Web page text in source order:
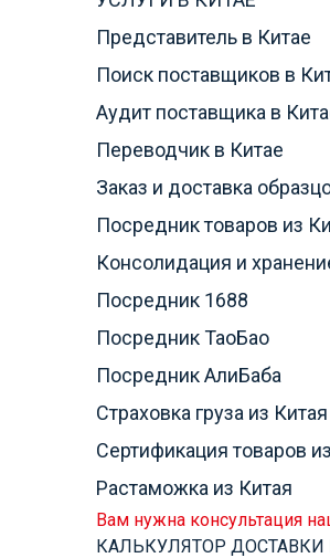
Представитель в Китае
Поиск поставщиков в
Аудит поставщика в
Переводчик в Китае
Заказ и доставка
Посредник товаров из
Консолидация и
Посредник 1688
Посредник ТаоБао
Посредник АлиБаба
Страховка груза из Китая
Сертификация товаров
Растаможка из Китая
Вам нужна консультация
КАЛЬКУЛЯТОР ДОСТАВКИ